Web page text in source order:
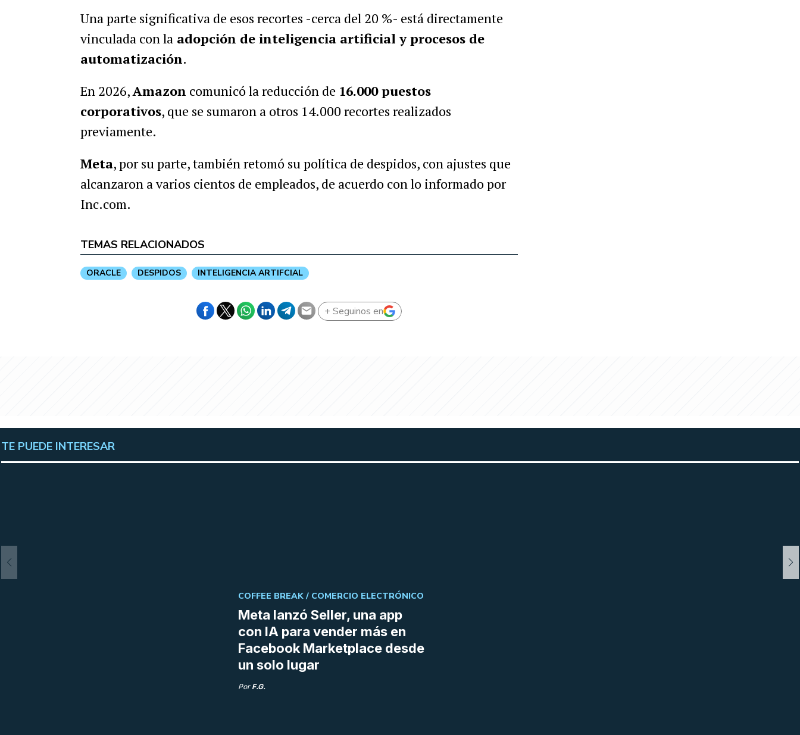
Una parte significativa de esos recortes -cerca del 20 %- está directamente
vinculada con laadopción de inteligencia artificial y procesos de
automatización.
En 2026,Amazon comunicó la reducción de 16.000 puestos
corporativos, que se sumaron a otros 14.000 recortes realizados
previamente.
Meta, por su parte, también retomó su política de despidos, con ajustes que
alcanzaron a varios cientos de empleados, de acuerdo con lo informado por
Inc.com.
TEMAS RELACIONADOS
ORACLE DESPIDOS INTELIGENCIA ARTIFCIAL
+ Seguinos en
TE PUEDE INTERESAR
Meta lanzó Seller, una app
con IA para vender más en
Facebook Marketplace desde
un solo lugar
COFFEE BREAK / COMERCIO ELECTRÓNICO
Por F.G.